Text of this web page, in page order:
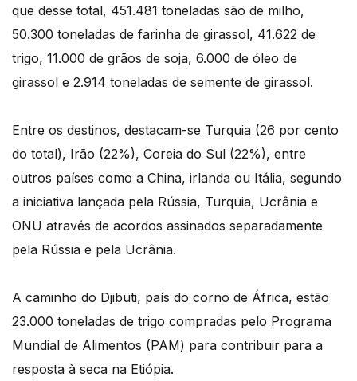
que desse total, 451.481 toneladas são de milho,
50.300 toneladas de farinha de girassol, 41.622 de
trigo, 11.000 de grãos de soja, 6.000 de óleo de
girassol e 2.914 toneladas de semente de girassol.
Entre os destinos, destacam-se Turquia (26 por cento
do total), Irão (22%), Coreia do Sul (22%), entre
outros países como a China, irlanda ou Itália, segundo
a iniciativa lançada pela Rússia, Turquia, Ucrânia e
ONU através de acordos assinados separadamente
pela Rússia e pela Ucrânia.
A caminho do Djibuti, país do corno de África, estão
23.000 toneladas de trigo compradas pelo Programa
Mundial de Alimentos (PAM) para contribuir para a
resposta à seca na Etiópia.